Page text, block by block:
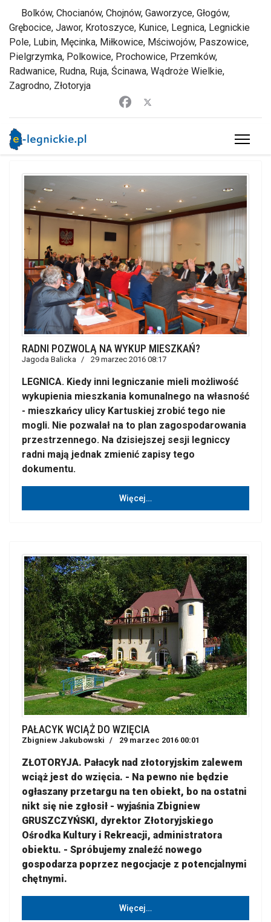
Bolków, Chocianów, Chojnów, Gaworzyce, Głogów,
Grębocice, Jawor, Krotoszyce, Kunice, Legnica, Legnickie
Pole, Lubin, Męcinka, Miłkowice, Mściwojów, Paszowice,
Pielgrzymka, Polkowice, Prochowice, Przemków,
Radwanice, Rudna, Ruja, Ścinawa, Wądroże Wielkie,
Zagrodno, Złotoryja
RADNI POZWOLĄ NA WYKUP MIESZKAŃ?
Jagoda Balicka 29 marzec 2016 08:17
LEGNICA. Kiedy inni legniczanie mieli możliwość
wykupienia mieszkania komunalnego na własność
- mieszkańcy ulicy Kartuskiej zrobić tego nie
mogli. Nie pozwalał na to plan zagospodarowania
przestrzennego. Na dzisiejszej sesji legniccy
radni mają jednak zmienić zapisy tego
dokumentu.
Więcej…
PAŁACYK WCIĄŻ DO WZIĘCIA
Zbigniew Jakubowski 29 marzec 2016 00:01
ZŁOTORYJA. Pałacyk nad złotoryjskim zalewem
wciąż jest do wzięcia. - Na pewno nie będzie
ogłaszany przetargu na ten obiekt, bo na ostatni
nikt się nie zgłosił - wyjaśnia Zbigniew
GRUSZCZYŃSKI, dyrektor Złotoryjskiego
Ośrodka Kultury i Rekreacji, administratora
obiektu. - Spróbujemy znaleźć nowego
gospodarza poprzez negocjacje z potencjalnymi
chętnymi.
Więcej…